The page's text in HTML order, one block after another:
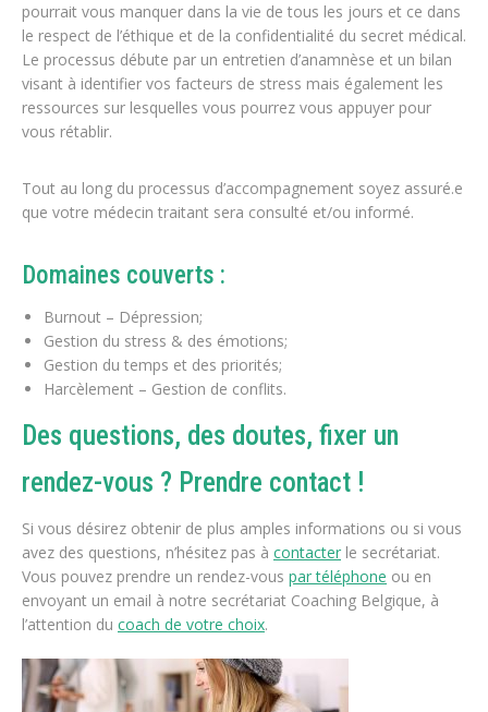
pourrait vous manquer dans la vie de tous les jours et ce dans
le respect de l’éthique et de la confidentialité du secret médical.
Le processus débute par un entretien d’anamnèse et un bilan
visant à identifier vos facteurs de stress mais également les
ressources sur lesquelles vous pourrez vous appuyer pour
vous rétablir.
Tout au long du processus d’accompagnement soyez assuré.e
que votre médecin traitant sera consulté et/ou informé.
Domaines couverts :
Burnout – Dépression;
Gestion du stress & des émotions;
Gestion du temps et des priorités;
Harcèlement – Gestion de conflits.
Des questions, des doutes, fixer un
rendez-vous ? Prendre contact !
Si vous désirez obtenir de plus amples informations ou si vous
avez des questions, n’hésitez pas à contacter le secrétariat.
Vous pouvez prendre un rendez-vous par téléphone ou en
envoyant un email à notre secrétariat Coaching Belgique, à
l’attention du coach de votre choix.